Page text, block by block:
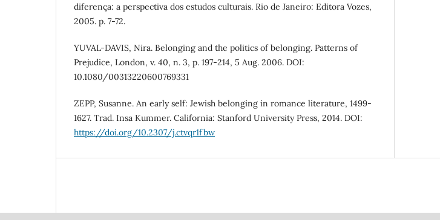
diferença: a perspectiva dos estudos culturais. Rio de Janeiro: Editora Vozes,
2005. p. 7-72.
YUVAL-DAVIS, Nira. Belonging and the politics of belonging. Patterns of
Prejudice, London, v. 40, n. 3, p. 197-214, 5 Aug. 2006. DOI:
10.1080/00313220600769331
ZEPP, Susanne. An early self: Jewish belonging in romance literature, 1499-
1627. Trad. Insa Kummer. California: Stanford University Press, 2014. DOI:
https://doi.org/10.2307/j.ctvqr1fbw